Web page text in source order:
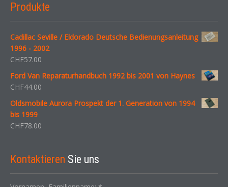
Produkte
Cadillac Seville / Eldorado Deutsche Bedienungsanleitung
1996 - 2002
CHF57.00
Ford Van Reparaturhandbuch 1992 bis 2001 von Haynes
CHF44.00
Oldsmobile Aurora Prospekt der 1. Generation von 1994
bis 1999
CHF78.00
Kontaktieren Sie uns